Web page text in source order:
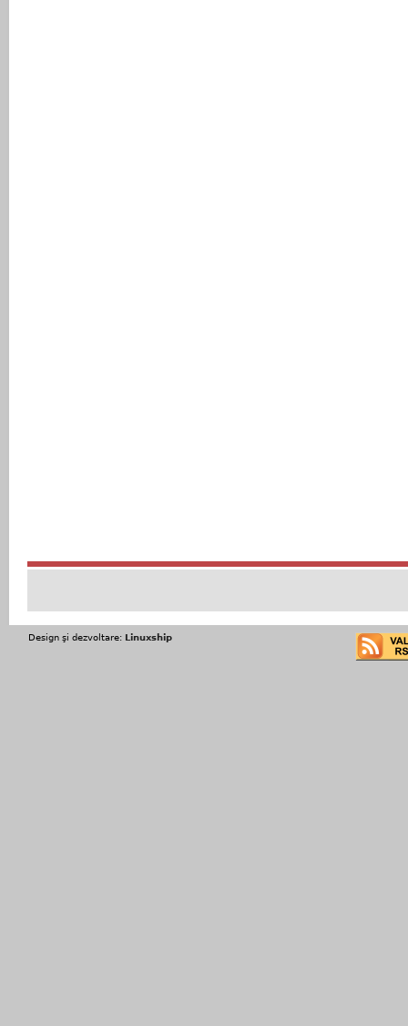
Design şi dezvoltare: Linuxship